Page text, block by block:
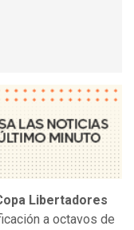
Libertadores
a octavos de